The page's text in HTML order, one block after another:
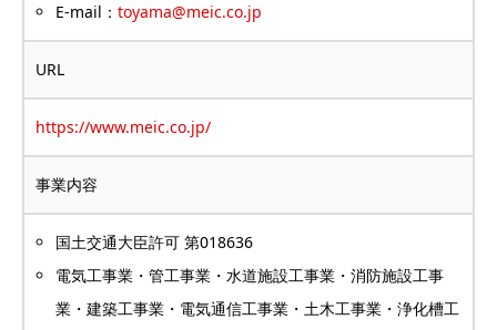
E-mail：toyama@meic.co.jp
URL
https://www.meic.co.jp/
事業内容
国土交通大臣許可 第018636
電気工事業・管工事業・水道施設工事業・消防施設工事
業・建築工事業・電気通信工事業・土木工事業・浄化槽工